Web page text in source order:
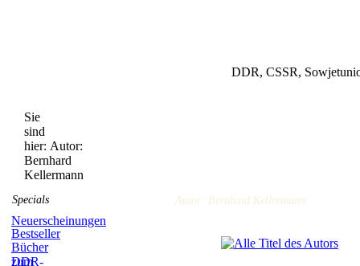
Specials
Neuerscheinungen
Bestseller
Bücher
zum
DDR-
DDR, CSSR,
Sie
sind
hier: Autor:
Bernhard
Kellermann
Autor: Bernhard Kellermann